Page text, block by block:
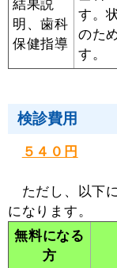
結果説
明、歯科
保健指導
す。
のた
す。
検診費用
５４０円
ただし、以下
になります。
無料になる
方